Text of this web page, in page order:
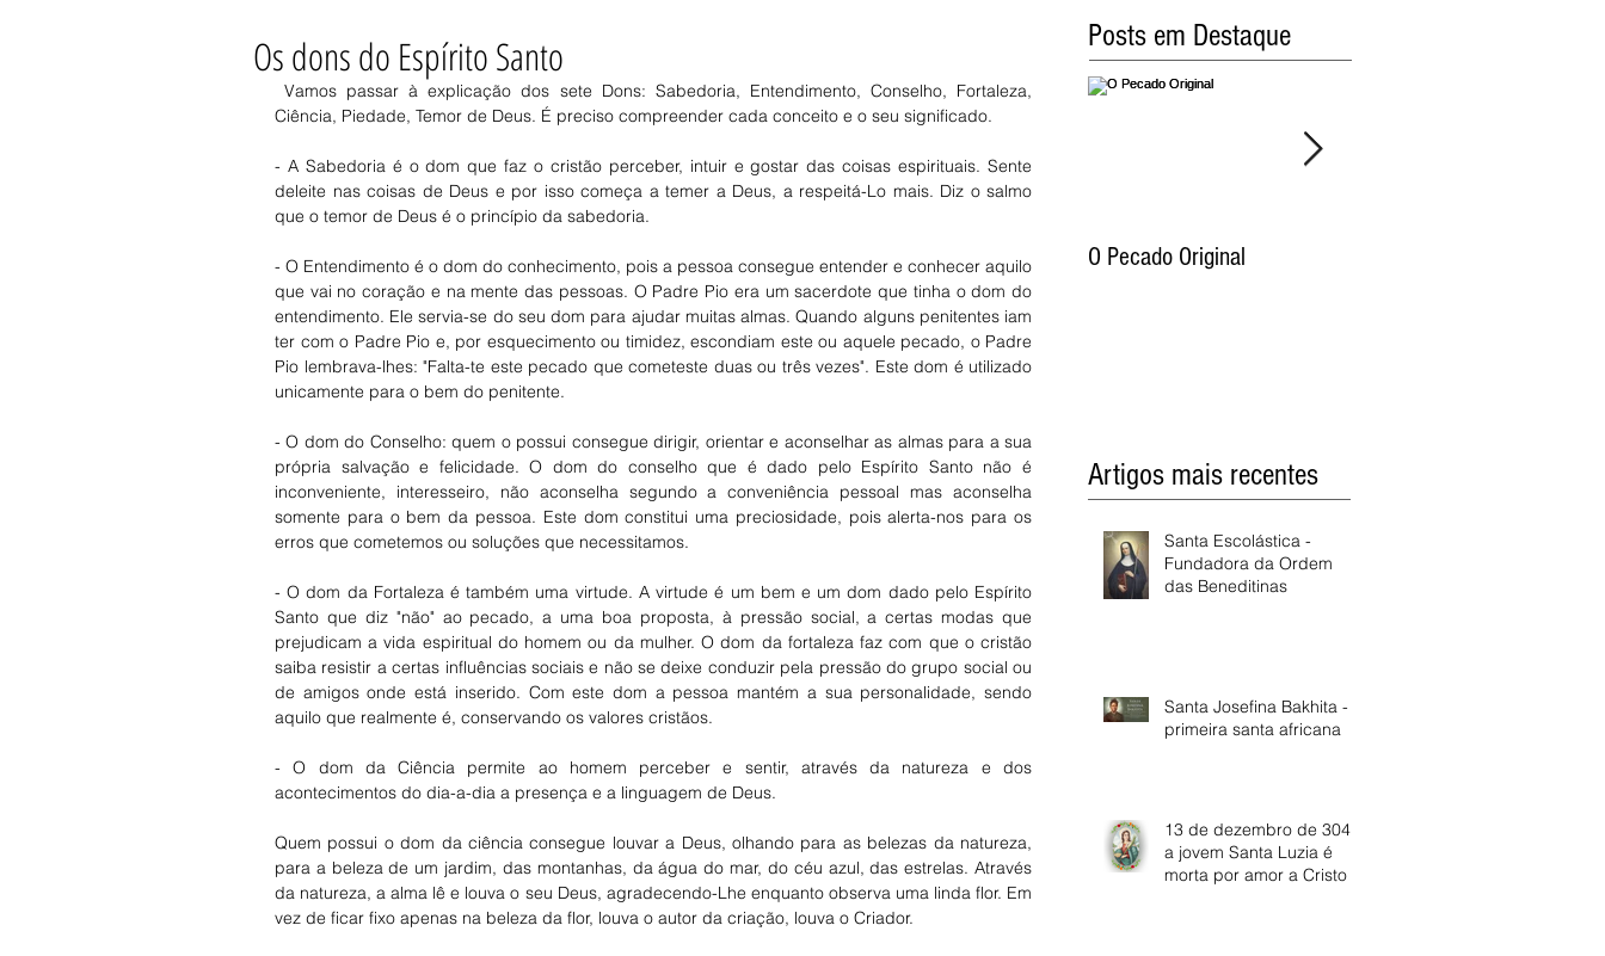
Os dons do Espírito Santo
Vamos passar à explicação dos sete Dons: Sabedoria, Entendimento, Conselho, Fortaleza,
Ciência, Piedade, Temor de Deus. É preciso compreender cada conceito e o seu significado.
- A Sabedoria é o dom que faz o cristão perceber, intuir e gostar das coisas espirituais. Sente
deleite nas coisas de Deus e por isso começa a temer a Deus, a respeitá-Lo mais. Diz o salmo
que o temor de Deus é o princípio da sabedoria.
- O Entendimento é o dom do conhecimento, pois a pessoa consegue entender e conhecer aquilo
que vai no coração e na mente das pessoas. O Padre Pio era um sacerdote que tinha o dom do
entendimento. Ele servia-se do seu dom para ajudar muitas almas. Quando alguns penitentes iam
ter com o Padre Pio e, por esquecimento ou timidez, escondiam este ou aquele pecado, o Padre
Pio lembrava-lhes: "Falta-te este pecado que cometeste duas ou três vezes". Este dom é utilizado
unicamente para o bem do penitente.
- O dom do Conselho: quem o possui consegue dirigir, orientar e aconselhar as almas para a sua
própria salvação e felicidade. O dom do conselho que é dado pelo Espírito Santo não é
inconveniente, interesseiro, não aconselha segundo a conveniência pessoal mas aconselha
somente para o bem da pessoa. Este dom constitui uma preciosidade, pois alerta-nos para os
erros que cometemos ou soluções que necessitamos.
- O dom da Fortaleza é também uma virtude. A virtude é um bem e um dom dado pelo Espírito
Santo que diz "não" ao pecado, a uma boa proposta, à pressão social, a certas modas que
prejudicam a vida espiritual do homem ou da mulher. O dom da fortaleza faz com que o cristão
saiba resistir a certas influências sociais e não se deixe conduzir pela pressão do grupo social ou
de amigos onde está inserido. Com este dom a pessoa mantém a sua personalidade, sendo
aquilo que realmente é, conservando os valores cristãos.
- O dom da Ciência permite ao homem perceber e sentir, através da natureza e dos
acontecimentos do dia-a-dia a presença e a linguagem de Deus.
Quem possui o dom da ciência consegue louvar a Deus, olhando para as belezas da natureza,
para a beleza de um jardim, das montanhas, da água do mar, do céu azul, das estrelas. Através
da natureza, a alma lê e louva o seu Deus, agradecendo-Lhe enquanto observa uma linda flor. Em
vez de ficar fixo apenas na beleza da flor, louva o autor da criação, louva o Criador.
Posts em Destaque
O Pecado Original
Artigos mais recentes
Santa Escolástica -
Fundadora da Ordem
das Beneditinas
Santa Josefina Bakhita - A
primeira santa africana
13 de dezembro de 304:
a jovem Santa Luzia é
morta por amor a Cristo